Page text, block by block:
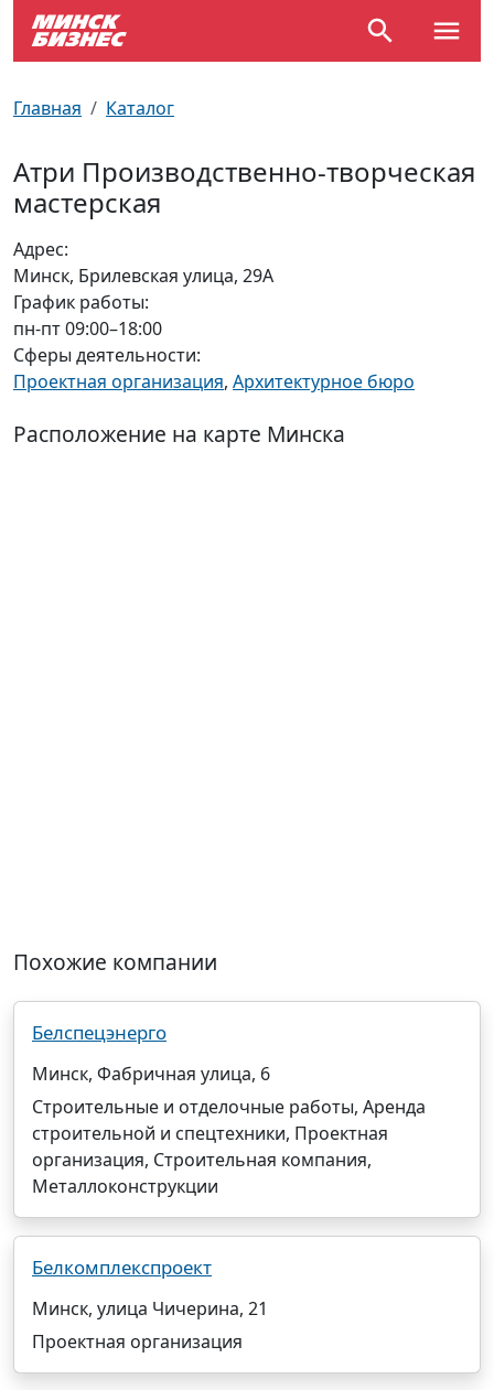
Главная Каталог
Атри Производственно-творческая
мастерская
Адрес:
Минск, Брилевская улица, 29А
График работы:
пн-пт 09:00–18:00
Сферы деятельности:
Проектная организация, Архитектурное бюро
Расположение на карте Минска
Похожие компании
Белспецэнерго
Минск, Фабричная улица, 6
Строительные и отделочные работы, Аренда
строительной и спецтехники, Проектная
организация, Строительная компания,
Металлоконструкции
Белкомплекспроект
Минск, улица Чичерина, 21
Проектная организация
Возле метро
Почтовые индексы
Улицы Минска
Производственный календарь
Документы для ЗАГСа
Схема метро
Пробки на дорогах
Самолеты